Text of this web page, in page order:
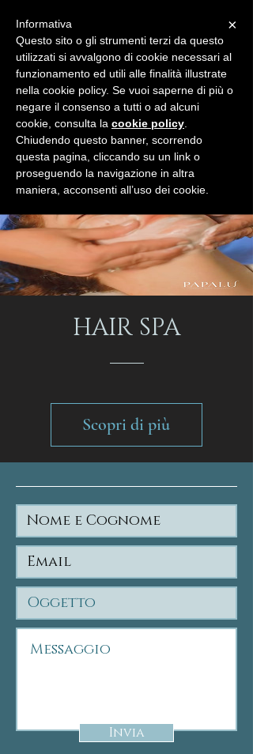
SHOP
BUONI REGALO
HAIR SPA
Scopri di più
Invia
×
Informativa
Questo sito o gli strumenti terzi da questo
utilizzati si avvalgono di cookie necessari al
funzionamento ed utili alle finalità illustrate
nella cookie policy. Se vuoi saperne di più o
negare il consenso a tutti o ad alcuni
cookie, consulta la cookie policy
Chiudendo questo banner, scorrendo
questa pagina, cliccando su un link o
proseguendo la navigazione in altra
maniera, acconsenti all’uso dei cookie.